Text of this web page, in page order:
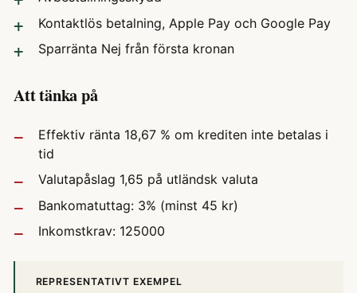
Kontaktlös betalning, Apple Pay och Google Pay
Sparränta Nej från första kronan
Att tänka på
Effektiv ränta 18,67 % om krediten inte betalas i
tid
Valutapåslag 1,65 på utländsk valuta
Bankomatuttag: 3% (minst 45 kr)
Inkomstkrav: 125000
REPRESENTATIVT EXEMPEL